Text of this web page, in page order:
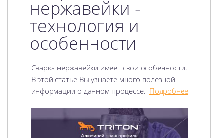
нержавейки -
технология и
особенности
Сварка нержавейки имеет свои особенности.
В этой статье Вы узнаете много полезной
информации о данном процессе. Подробнее